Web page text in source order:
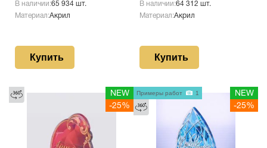
В наличии:65 934 шт.
Материал:Акрил
Купить
В наличии:64 312 шт.
Материал:Акрил
Купить
NEW
-25%
NEW
-25%
Примеры работ 1